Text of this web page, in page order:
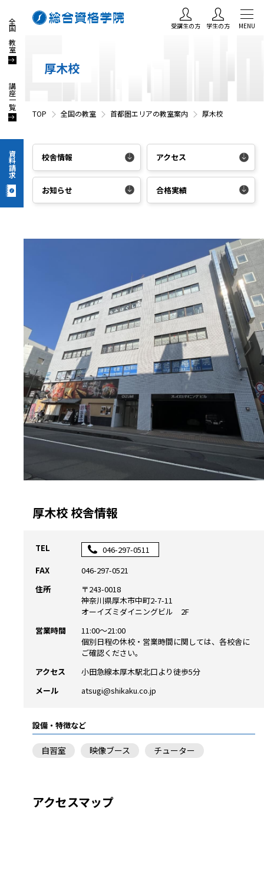
全国の教室
講座一覧
資料請求
受講生の方 学生の方 MENU
厚木校
TOP 全国の教室 首都圏エリアの教室案内 厚木校
校舎情報 アクセス
お知らせ 合格実績
厚木校 校舎情報
TEL
046-297-0511
FAX
046-297-0521
住所
〒243-0018
神奈川県厚木市中町2-7-11
オーイズミダイニングビル 2F
営業時間
11:00～21:00
個別日程の休校・営業時間に関しては、各校舎に
ご確認ください。
アクセス
小田急線本厚木駅北口より徒歩5分
メール
atsugi@shikaku.co.jp
設備・特徴など
自習室 映像ブース チューター
アクセスマップ